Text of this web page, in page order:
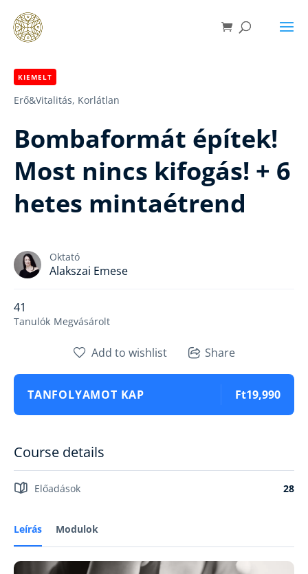
Erő&Vitalitás, Korlátlan
KIEMELT
Bombaformát építek!
Most nincs kifogás! + 6
hetes mintaétrend
Oktató
Alakszai Emese
41
Tanulók Megvásárolt
Leírás Modulok
Add to wishlist Share
TANFOLYAMOT KAP Ft19,990
Course details
Előadások 28